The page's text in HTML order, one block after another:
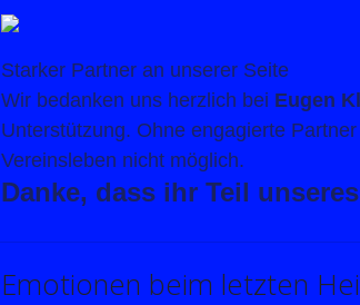
Starker Partner an unserer Seite
Wir bedanken uns herzlich bei Eugen
Unterstützung. Ohne engagierte
Vereinsleben nicht möglich.
Danke, dass ihr Teil
Emotionen beim letzten